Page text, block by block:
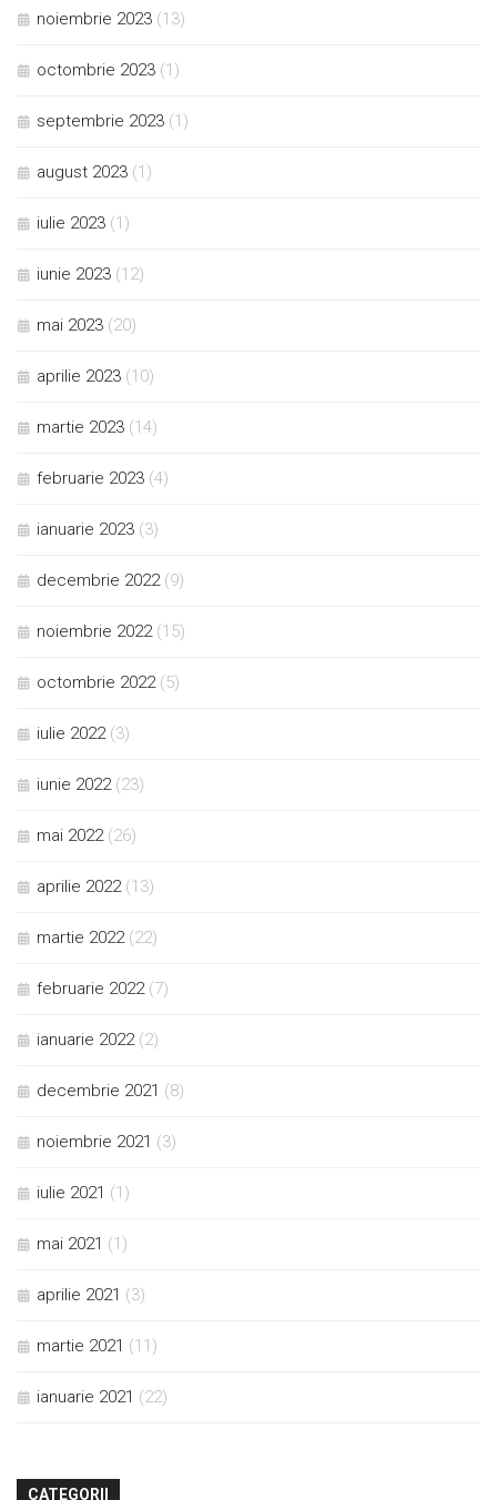
noiembrie 2023 (13)
octombrie 2023 (1)
septembrie 2023 (1)
august 2023 (1)
iulie 2023 (1)
iunie 2023 (12)
mai 2023 (20)
aprilie 2023 (10)
martie 2023 (14)
februarie 2023 (4)
ianuarie 2023 (3)
decembrie 2022(9)
noiembrie 2022(15)
octombrie 2022(5)
iulie 2022(3)
iunie 2022(23)
mai 2022(26)
aprilie 2022(13)
martie 2022(22)
februarie 2022(7)
ianuarie 2022(2)
decembrie 2021 (8)
noiembrie 2021 (3)
iulie 2021 (1)
mai 2021 (1)
aprilie 2021 (3)
martie 2021 (11)
ianuarie 2021 (22)
CATEGORII